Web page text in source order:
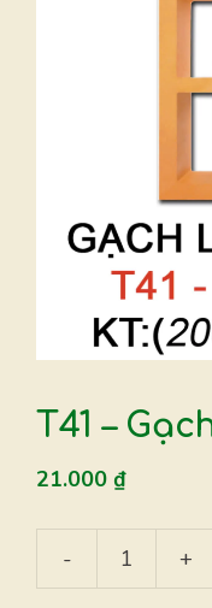
T41 –
21.000 ₫
- +